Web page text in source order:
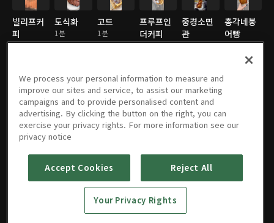
빌리프커
피
1분
도식화
1분
고드
1분
프루프인
더커피
1분
중경소면
관
1분
총각네붕
어빵
1분
어니언
1분
파티세리
후르츠
1분
서울앵무
새
1분
코끼리베
이글
1분
브레디포
스트
1분
1분
테디뵈르
We process your personal information to measure and
improve our sites and service, to assist our marketing
campaigns and to provide personalised content and
advertising. By clicking the button on the right, you can
exercise your privacy rights. For more information see our
privacy notice
Accept Cookies Reject All
Your Privacy Rights